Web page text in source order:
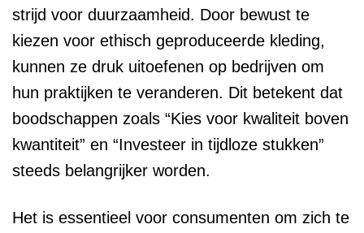
strijd voor duurzaamheid. Door bewust te
kiezen voor ethisch geproduceerde kleding,
kunnen ze druk uitoefenen op bedrijven om
hun praktijken te veranderen. Dit betekent dat
boodschappen zoals “Kies voor kwaliteit boven
kwantiteit” en “Investeer in tijdloze stukken”
steeds belangrijker worden.
Het is essentieel voor consumenten om zich te